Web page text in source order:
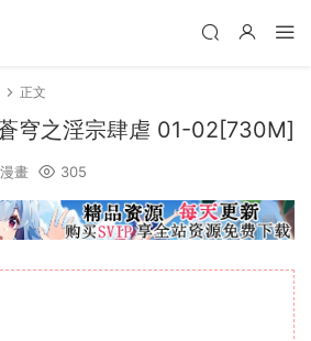
正文
穹之淫宗肆虐 01-02[730M]
畫 305